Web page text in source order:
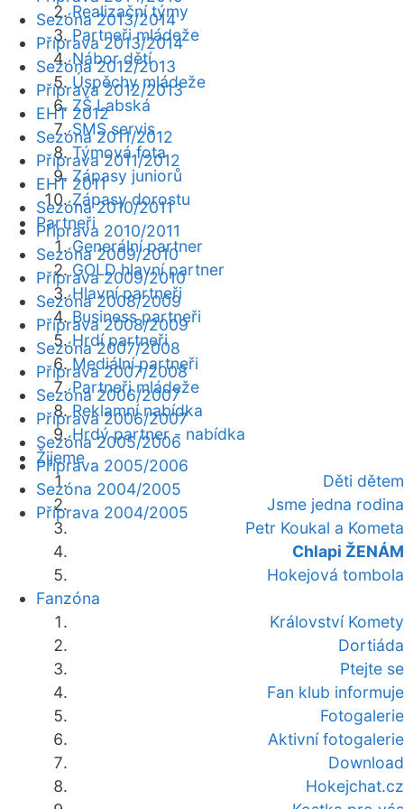
Realizační týmy
Partneři mládeže
Nábor dětí
Úspěchy mládeže
ZŠ Labská
SMS servis
Týmová fota
Zápasy juniorů
Zápasy dorostu
Partneři
Generální partner
GOLD hlavní partner
Hlavní partneři
Business partneři
Hrdí partneři
Mediální partneři
Partneři mládeže
Reklamní nabídka
Hrdý partner - nabídka
Žijeme
Děti dětem
Jsme jedna rodina
Petr Koukal a Kometa
Chlapi ŽENÁM
Hokejová tombola
Fanzóna
Království Komety
Dortiáda
Ptejte se
Fan klub informuje
Fotogalerie
Aktivní fotogalerie
Download
Hokejchat.cz
Sezóna 2013/2014
Příprava 2013/2014
Sezóna 2012/2013
Příprava 2012/2013
EHT 2012
Sezóna 2011/2012
Příprava 2011/2012
EHT 2011
Sezóna 2010/2011
Příprava 2010/2011
Sezóna 2009/2010
Příprava 2009/2010
Sezóna 2008/2009
Příprava 2008/2009
Sezóna 2007/2008
Příprava 2007/2008
Sezóna 2006/2007
Příprava 2006/2007
Sezóna 2005/2006
Příprava 2005/2006
Sezóna 2004/2005
Příprava 2004/2005